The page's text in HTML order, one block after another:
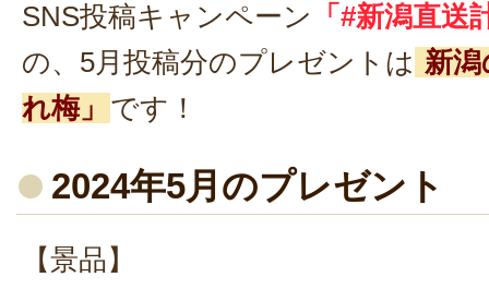
SNS投稿キャンペーン
「#新潟直
の、5月投稿分のプレゼントは 新
れ梅」
です！
2024年5月のプレゼント
【景品】